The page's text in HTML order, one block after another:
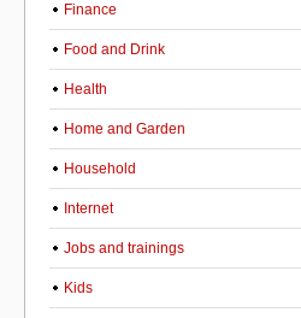
Finance
Food and Drink
Health
Home and Garden
Household
Internet
Jobs and trainings
Kids